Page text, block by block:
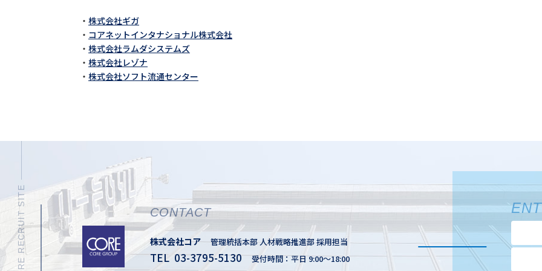
株式会社ギガ
コアネットインタナショナル株式会社
株式会社ラムダシステムズ
株式会社レゾナ
株式会社ソフト流通センター
CONTACT
株式会社コア 管理統括本部 人材戦略推進部 採用担当
TEL 03-3795-5130 受付時間：平日 9:00～18:00